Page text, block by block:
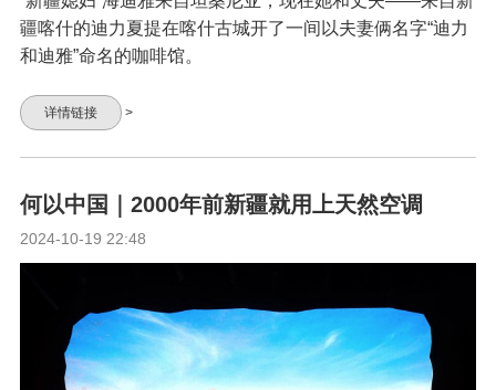
疆喀什的迪力夏提在喀什古城开了一间以夫妻俩名字“迪力
和迪雅”命名的咖啡馆。
详情链接 >
何以中国｜2000年前新疆就用上天然空调
2024-10-19 22:48